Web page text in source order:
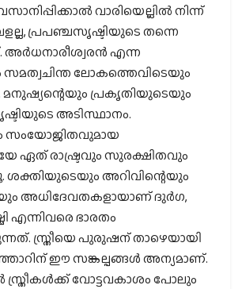
വാരിയെല്ലില്‍ നിന്ന്
പ്രപഞ്ചസൃഷ്ടിയുടെ തന്നെ
എന്ന
സമത്വചിന്ത ലോകത്തെവിടെയും
മനുഷ്യന്റെയും പ്രകൃതിയുടെയും
അടിസ്ഥാനം.
സംയോജിതവുമായ
ഏത് രാഷ്ട്രവും സുരക്ഷിതവും
അറിവിന്റെയും
അധിദേവതകളായാണ് ദുര്‍ഗ,
എന്നിവരെ ഭാരതം
സ്ത്രീയെ പുരുഷന് താഴെയായി
ഈ സങ്കല്പങ്ങള്‍ അന്യമാണ്.
സ്ത്രീകള്‍ക്ക് വോട്ടവകാശം പോലും